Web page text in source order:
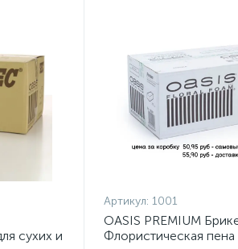
сухих и
Артикул: 1001
OASIS PREMIUM
Флористическая пена